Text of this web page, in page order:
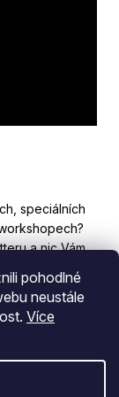
pohodlné
neustále
Více